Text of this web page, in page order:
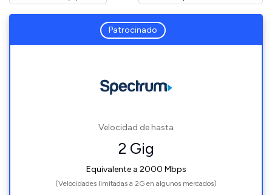
Patrocinado
Velocidad de hasta
2 Gig
Equivalente a 2000 Mbps
(Velocidades limitadas a 2G en algunos mercados)